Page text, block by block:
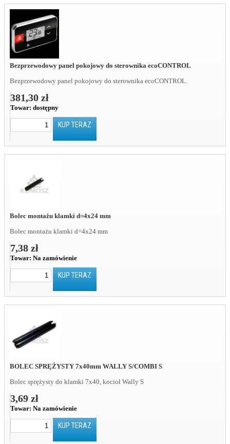
Bezprzewodowy panel pokojowy do sterownika ecoCONTROL
Bezprzewodowy panel pokojowy do sterownika ecoCONTROL.
381,30 zł
Towar: dostępny
KUP TERAZ
Bolec montażu klamki d=4x24 mm
Bolec montażu klamki d=4x24 mm
7,38 zł
Towar: Na zamówienie
KUP TERAZ
BOLEC SPRĘŻYSTY 7x40mm WALLY S/COMBI S
Bolec sprężysty do klamki 7x40, kocioł Wally S
3,69 zł
Towar: Na zamówienie
KUP TERAZ